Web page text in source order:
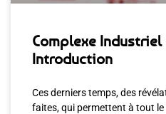
Complexe Industriel
Introduction
Ces derniers temps, des
faites, qui permettent à tout